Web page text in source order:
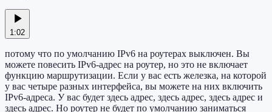
1:02
потому что по умолчанию IPv6 на роутерах выключен. Вы
можете повесить IPv6-адрес на роутер, но это не включает
функцию маршрутизации. Если у вас есть железка, на которой
у вас четыре разных интерфейса, вы можете на них включить
IPv6-адреса. У вас будет здесь адрес, здесь адрес, здесь адрес и
здесь адрес. Но роутер не будет по умолчанию заниматься